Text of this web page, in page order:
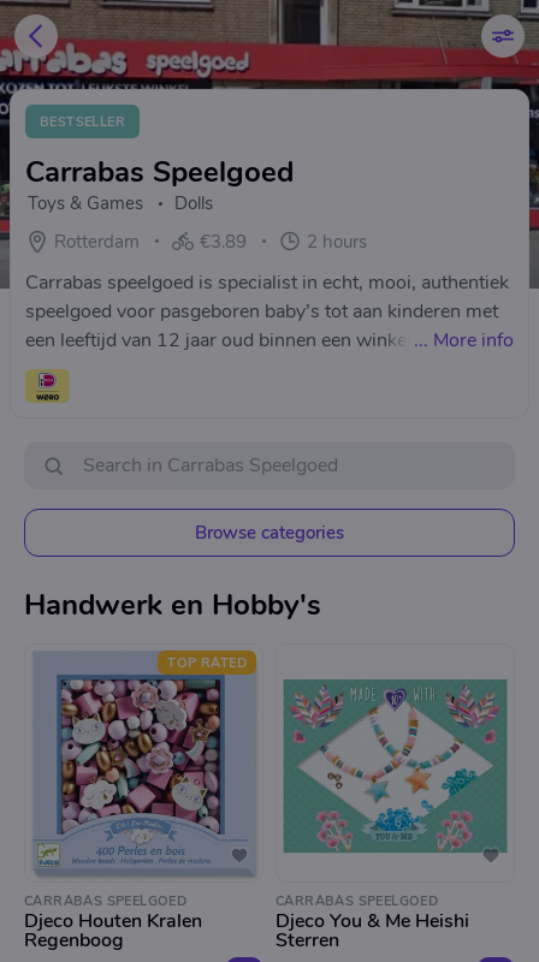
BESTSELLER
Carrabas Speelgoed
Toys & Games
Dolls
Rotterdam
€3.89 2 hours
Carrabas speelgoed is specialist in echt, mooi, authentiek
speelgoed voor pasgeboren baby’s tot aan kinderen met
een leeftijd van 12 jaar oud binnen een winkelpand van
245 m².
... More info
Browse categories
Handwerk en Hobby's
TOP RATED
CARRABAS SPEELGOED
Djeco Houten Kralen
Regenboog
CARRABAS SPEELGOED
Djeco You & Me Heishi
Sterren